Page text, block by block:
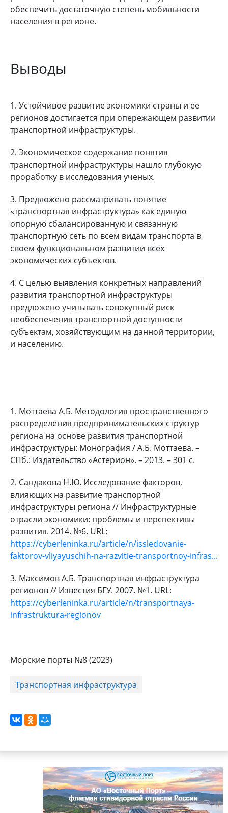
обеспечить достаточную степень мобильности
населения в регионе.
Выводы
1. Устойчивое развитие экономики страны и ее
регионов достигается при опережающем развитии
транспортной инфраструктуры.
2. Экономическое содержание понятия
транспортной инфраструктуры нашло глубокую
проработку в исследования ученых.
3. Предложено рассматривать понятие
«транспортная инфраструктура» как единую
опорную сбалансированную и связанную
транспортную сеть по всем видам транспорта в
своем функциональном развитии всех
экономических субъектов.
4. С целью выявления конкретных направлений
развития транспортной инфраструктуры
предложено учитывать совокупный риск
необеспечения транспортной доступности
субъектам, хозяйствующим на данной территории,
и населению.
1. Моттаева А.Б. Методология пространственного
распределения предпринимательских структур
региона на основе развития транспортной
инфраструктуры: Монография / А.Б. Моттаева. –
СПб.: Издательство «Астерион». – 2013. – 301 с.
2. Сандакова Н.Ю. Исследование факторов,
влияющих на развитие транспортной
инфраструктуры региона // Инфраструктурные
отрасли экономики: проблемы и перспективы
развития. 2014. №6. URL:
https://cyberleninka.ru/article/n/issledovanie-
faktorov-vliyayuschih-na-razvitie-transportnoy-infras...
3. Максимов А.Б. Транспортная инфраструктура
регионов // Известия БГУ. 2007. №1. URL:
https://cyberleninka.ru/article/n/transportnaya-
infrastruktura-regionov
Морские порты №8 (2023)
Транспортная инфраструктура